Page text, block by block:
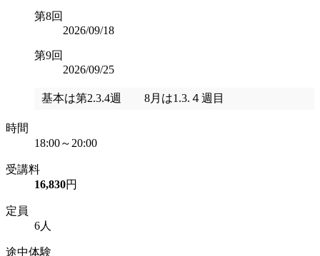
第8回
2026/09/18
第9回
2026/09/25
基本は第2.3.4週 8月は1.3.４週目
時間
18:00～20:00
受講料
16,830円
定員
6人
途中体験